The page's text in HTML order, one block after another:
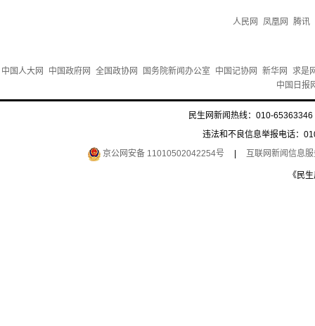
人民网 凤凰网 腾讯
中国人大网 中国政府网 全国政协网 国务院新闻办公室 中国记协网 新华网
求是
中国日报
民生网新闻热线：010-
违法和不良信息举报电话：
京公网安备 11010502042254号
互联网新闻信息
《民